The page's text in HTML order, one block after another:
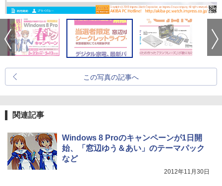
この写真の記事へ
関連記事
Windows 8 Proのキャンペーンが1日開
始、「窓辺ゆう＆あい」のテーマパック
など
2012年11月30日